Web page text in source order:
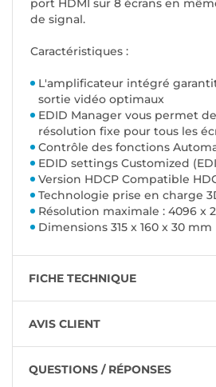
port HDMI sur 8 écrans en
de signal.
Caractéristiques :
L'amplificateur intégré
sortie vidéo optimaux
EDID Manager vous permet
résolution fixe pour tous les
Contrôle des fonctions
EDID settings Customized
Version HDCP Compatible
Technologie prise en charge
Résolution maximale : 4096 x
Dimensions 315 x 160 x 30 mm
FICHE TECHNIQUE
AVIS CLIENT
QUESTIONS / RÉPONSES